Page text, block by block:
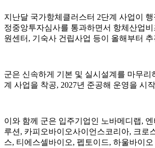
지난달 국가항체클러스터 2단계 사업이
정중앙투자심사를 통과하면서 항체산업비
원센터, 기숙사 건립사업 등이 올해부터
군은 신속하게 기본 및 실시설계를 마무리
계 사업을 착공, 2027년 준공해 운영을 시
이와 함께 군은 입주기업인 노바메디랩,
루션, 카피오바이오사이언스코리아, 크로
스, 티에스셀바이오, 펩토이드, 하울바이